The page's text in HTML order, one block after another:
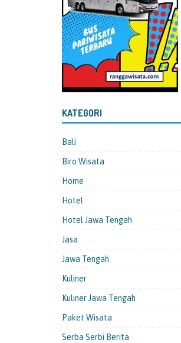
KATEGORI
Bali
Biro Wisata
Home
Hotel
Hotel Jawa Tengah
Jasa
Jawa Tengah
Kuliner
Kuliner Jawa Tengah
Paket Wisata
Serba Serbi Berita